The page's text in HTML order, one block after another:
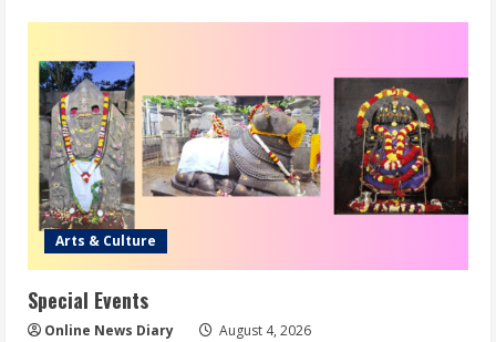
Arts & Culture
Special Events
Online News Diary August 4, 2026